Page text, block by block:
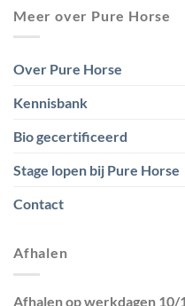
Meer over Pure Horse
Over Pure Horse
Kennisbank
Bio gecertificeerd
Stage lopen bij Pure Horse
Contact
Afhalen
Afhalen op werkdagen